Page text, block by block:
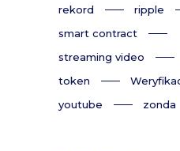
rekord
ripple
smart contract
streaming video
token
youtube
zonda